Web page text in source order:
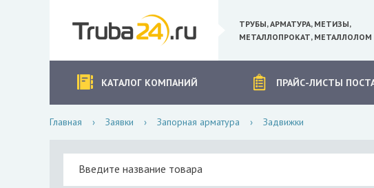
ТРУБЫ, АРМАТУРА, МЕТИЗЫ,
МЕТАЛЛОПРОКАТ, МЕТАЛЛОЛОМ
КАТАЛОГ КОМПАНИЙ ПРАЙС-ЛИСТЫ
Главная › Заявки › Запорная арматура › Задвижки